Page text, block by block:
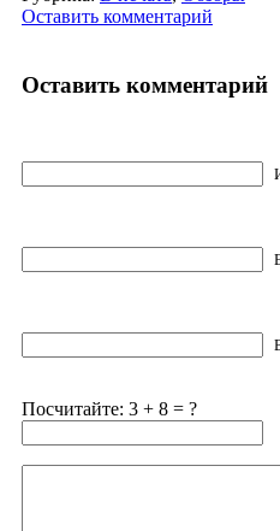
Оставить комментарий
Оставить комментарий
Посчитайте: 3 + 8 = ?